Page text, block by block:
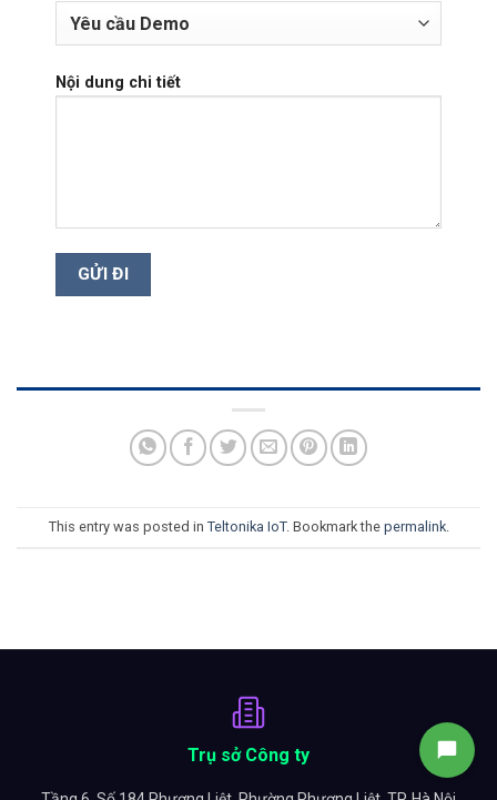
Nội dung chi tiết
This entry was posted in Teltonika IoT. Bookmark the permalink.
Trụ sở Công ty